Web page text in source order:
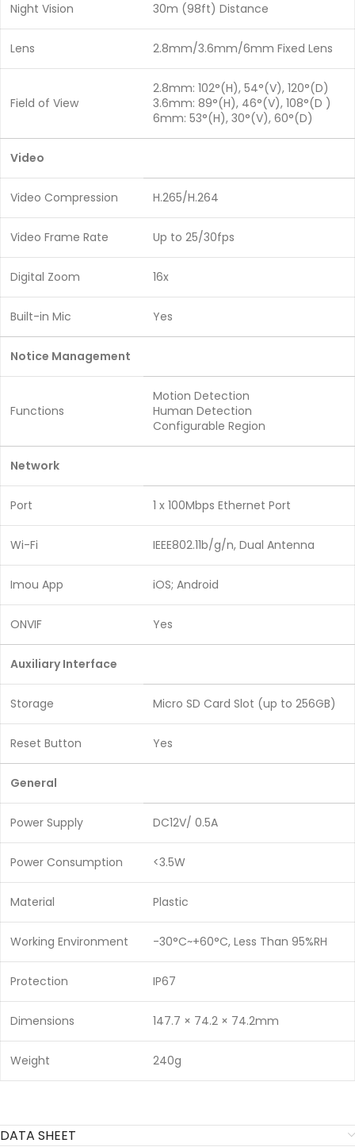
Night Vision 30m (98ft) Distance
Lens 2.8mm/3.6mm/6mm Fixed Lens
Field of View
2.8mm: 102°(H), 54°(V), 120°(D)
3.6mm: 89°(H), 46°(V), 108°(D )
6mm: 53°(H), 30°(V), 60°(D)
Video
Video Compression H.265/H.264
Video Frame Rate Up to 25/30fps
Digital Zoom 16x
Built-in Mic Yes
Notice Management
Functions
Motion Detection
Human Detection
Configurable Region
Network
Port 1 x 100Mbps Ethernet Port
Wi-Fi IEEE802.11b/g/n, Dual Antenna
Imou App iOS; Android
ONVIF Yes
Auxiliary Interface
Storage Micro SD Card Slot (up to 256GB)
Reset Button Yes
General
Power Supply DC12V/ 0.5A
Power Consumption <3.5W
Material Plastic
Working Environment -30°C~+60°C, Less Than 95%RH
Protection IP67
Dimensions 147.7 × 74.2 × 74.2mm
Weight 240g
DATA SHEET